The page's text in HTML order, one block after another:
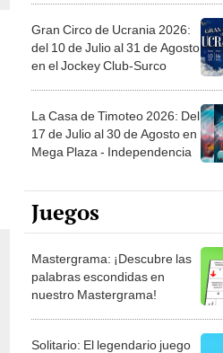
Gran Circo de Ucrania 2026:
del 10 de Julio al 31 de Agosto
en el Jockey Club-Surco
La Casa de Timoteo 2026: Del
17 de Julio al 30 de Agosto en
Mega Plaza - Independencia
Juegos
Mastergrama: ¡Descubre las
palabras escondidas en
nuestro Mastergrama!
Solitario: El legendario juego